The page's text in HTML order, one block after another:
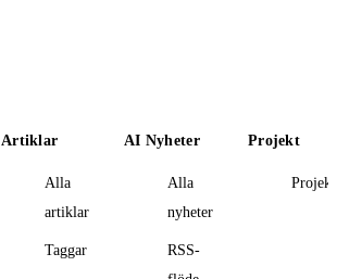
Artiklar
Alla
artiklar
Taggar
AI Nyheter
Alla
nyheter
RSS-
Projekt
Projekt